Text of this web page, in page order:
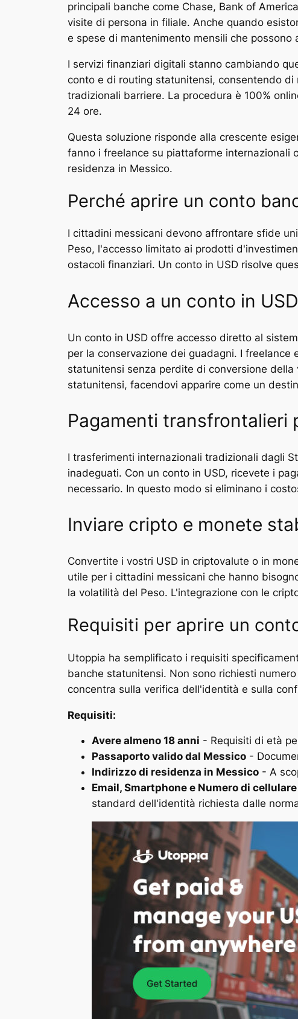
principali banche come Chase, Bank of
visite di persona in filiale. Anche quando
e spese di mantenimento mensili che possono
I servizi finanziari digitali stanno cambiando
conto e di routing statunitensi, consentendo
tradizionali barriere. La procedura è 100%
24 ore.
Questa soluzione risponde alla crescente
fanno i freelance su piattaforme internazionali
residenza in Messico.
Perché aprire un conto
I cittadini messicani devono affrontare sfide
Peso, l'accesso limitato ai prodotti
ostacoli finanziari. Un conto in USD risolve
Accesso a un conto in USD
Un conto in USD offre accesso diretto al
per la conservazione dei guadagni. I
statunitensi senza perdite di conversione
statunitensi, facendovi apparire come un
Pagamenti transfrontalieri
I trasferimenti internazionali tradizionali dagli
inadeguati. Con un conto in USD, ricevete i
necessario. In questo modo si eliminano i
Inviare cripto e monete
Convertite i vostri USD in criptovalute o in
utile per i cittadini messicani che hanno
la volatilità del Peso. L'integrazione con le
Requisiti per aprire un
Utoppia ha semplificato i requisiti
banche statunitensi. Non sono richiesti
concentra sulla verifica dell'identità e sulla
Requisiti:
Avere almeno 18 anni - Requisiti di età
Passaporto valido dal Messico -
Indirizzo di residenza in Messico - A
Email, Smartphone e Numero di
standard dell'identità richiesta dalle